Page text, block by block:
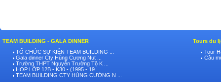
TEAM BUILDING - GALA DINNER
TỔ CHỨC SỰ KIỆN TEAM BUILDING ...
Gala dinner Cty Hùng Cương Nut ...
Trường THPT Nguyễn Trường Tộ K ...
HỌP LỚP 12B - K30 - (1995 - 19 ...
TEAM BUILDING CTY HÙNG CƯỜNG N ...
Tours du
Tour
Câu